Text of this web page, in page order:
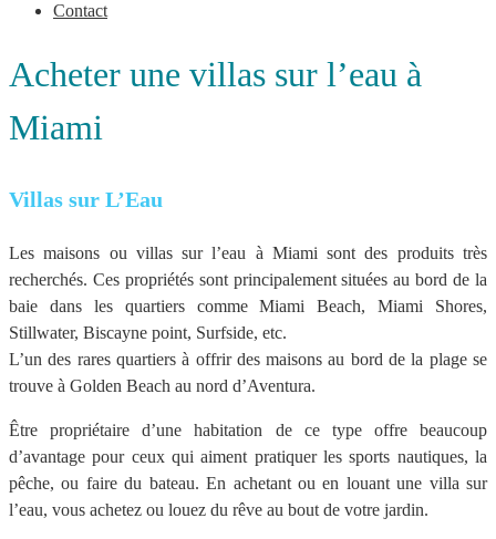
Contact
Acheter une villas sur l’eau à
Miami
Villas sur L’Eau
Les maisons ou villas sur l’eau à Miami sont des produits très
recherchés. Ces propriétés sont principalement situées au bord de la
baie dans les quartiers comme Miami Beach, Miami Shores,
Stillwater, Biscayne point, Surfside, etc.
L’un des rares quartiers à offrir des maisons au bord de la plage se
trouve à Golden Beach au nord d’Aventura.
Être propriétaire d’une habitation de ce type offre beaucoup
d’avantage pour ceux qui aiment pratiquer les sports nautiques, la
pêche, ou faire du bateau. En achetant ou en louant une villa sur
l’eau, vous achetez ou louez du rêve au bout de votre jardin.